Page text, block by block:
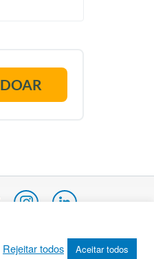
DOAR
Rejeitar todos Aceitar todos